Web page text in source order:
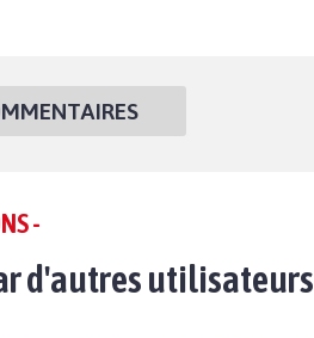
-
d'autres utilisateurs